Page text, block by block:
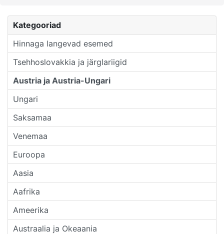
Kategooriad
Hinnaga langevad esemed
Tsehhoslovakkia ja järglariigid
Austria ja Austria-Ungari
Ungari
Saksamaa
Venemaa
Euroopa
Aasia
Aafrika
Ameerika
Austraalia ja Okeaania